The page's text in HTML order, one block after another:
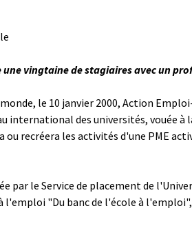
vingtaine de stagiaires avec un
le 10 janvier 2000, Action
international des universités, vouée à
recréera les activités d'une PME
le Service de placement de
"Du banc de l'école à